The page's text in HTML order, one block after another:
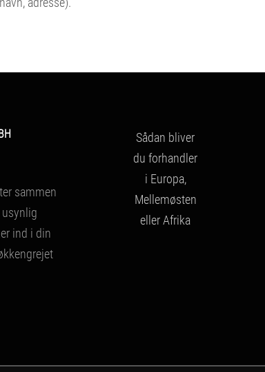
sammen
usynlig
ind i din
Sådan bliver
du forhandler
i Europa,
Mellemøsten
eller Afrika